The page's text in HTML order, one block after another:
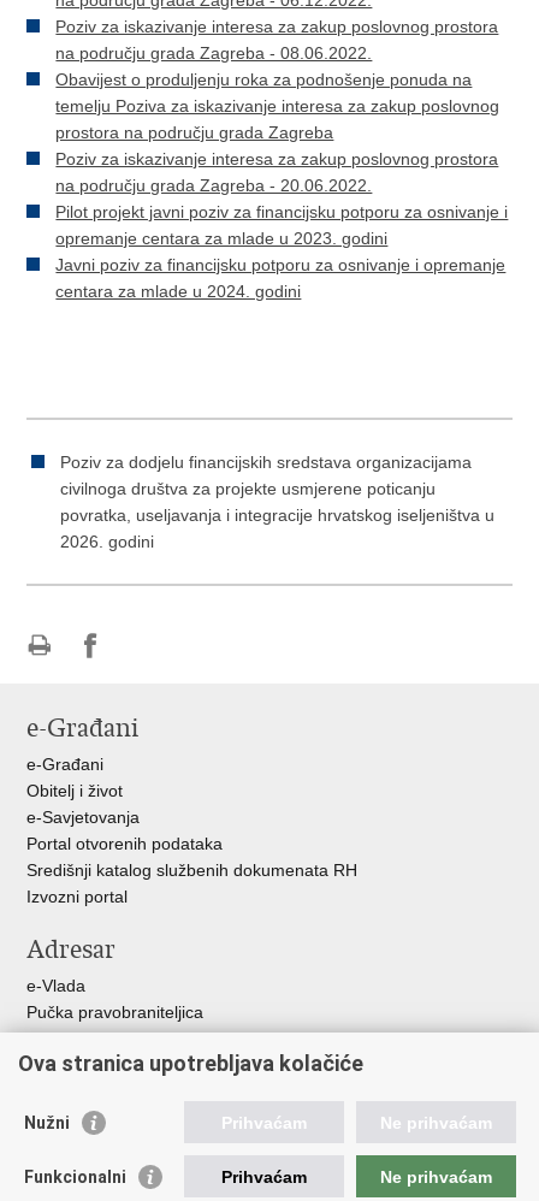
Poziv za iskazivanje interesa za zakup poslovnog prostora
na području grada Zagreba - 08.06.2022.
Obavijest o produljenju roka za podnošenje ponuda na
temelju Poziva za iskazivanje interesa za zakup poslovnog
prostora na području grada Zagreba
Poziv za iskazivanje interesa za zakup poslovnog prostora
na području grada Zagreba - 20.06.2022.
Pilot projekt javni poziv za financijsku potporu za osnivanje i
opremanje centara za mlade u 2023. godini
Javni poziv za financijsku potporu za osnivanje i opremanje
centara za mlade u 2024. godini
Poziv za dodjelu financijskih sredstava organizacijama
civilnoga društva za projekte usmjerene poticanju
povratka, useljavanja i integracije hrvatskog iseljeništva u
2026. godini
Facebooku
e-Građani
e-Građani
Obitelj i život
e-Savjetovanja
Portal otvorenih podataka
Središnji katalog službenih dokumenata RH
Izvozni portal
Adresar
e-Vlada
Pučka pravobraniteljica
Pravobraniteljica za ravnopravnost spolova
Pravobraniteljica za djecu
Povjerenik za informiranje
Korisne poveznice
Ova stranica upotrebljava kolačiće
Nužni Prihvaćam Ne prihvaćam
Funkcionalni Prihvaćam Ne prihvaćam